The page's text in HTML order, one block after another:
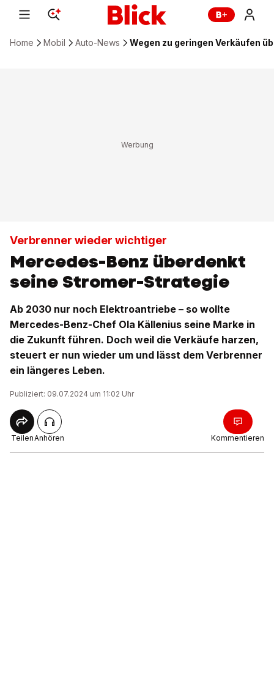
Home Mobil Auto-News Wegen zu geringen Verkäufen
Verbrenner wieder wichtiger
Mercedes-Benz überdenkt
seine Stromer-Strategie
Ab 2030 nur noch Elektroantriebe – so wollte
Mercedes-Benz-Chef Ola Källenius seine Marke in
die Zukunft führen. Doch weil die Verkäufe harzen,
steuert er nun wieder um und lässt dem Verbrenner
ein längeres Leben.
Publiziert: 09.07.2024 um 11:02 Uhr
TeilenAnhören Kommentieren